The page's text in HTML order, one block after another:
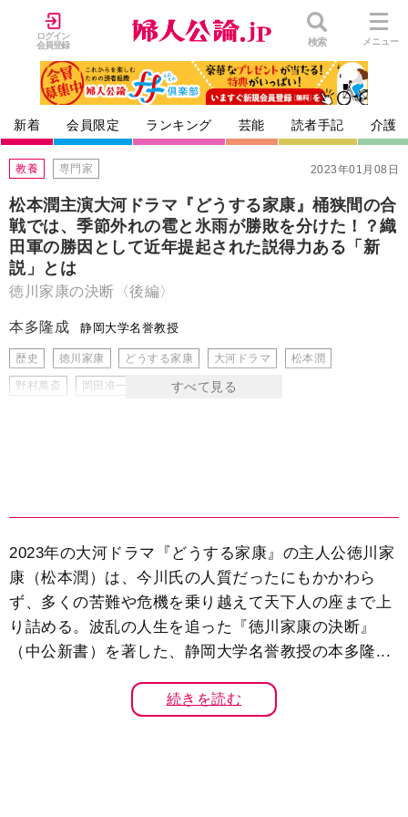
ログイン
会員登録
検索 メニュー
新着 会員限定 ランキング 芸能 読者手記 介護
2023年01月08日
教養 専門家
松本潤主演大河ドラマ『どうする家康』桶狭間の合
戦では、季節外れの雹と氷雨が勝敗を分けた！？織
田軍の勝因として近年提起された説得力ある「新
説」とは
徳川家康の決断〈後編〉
本多隆成 静岡大学名誉教授
歴史 徳川家康 どうする家康 大河ドラマ 松本潤
野村萬斎 岡田准一
2023年の大河ドラマ『どうする家康』の主人公徳川家
康（松本潤）は、今川氏の人質だったにもかかわら
ず、多くの苦難や危機を乗り越えて天下人の座まで上
り詰める。波乱の人生を追った『徳川家康の決断』
（中公新書）を著した、静岡大学名誉教授の本多隆...
続きを読む